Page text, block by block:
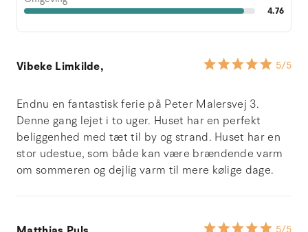
4.76
Vibeke Limkilde, 5/5
Endnu en fantastisk ferie på Peter Malersvej 3.
Denne gang lejet i to uger. Huset har en perfekt
beliggenhed med tæt til by og strand. Huset har en
stor udestue, som både kan være brændende varm
om sommeren og dejlig varm til mere kølige dage.
5/5